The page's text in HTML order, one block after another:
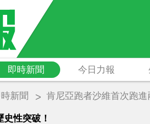
即時新聞 今日力報
新聞 肯尼亞跑者沙維首次跑進
性突破！